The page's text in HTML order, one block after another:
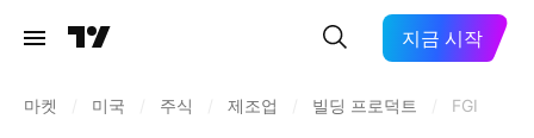
지금 시작
마켓 미국 주식 제조업 빌딩 프로덕트 FGI